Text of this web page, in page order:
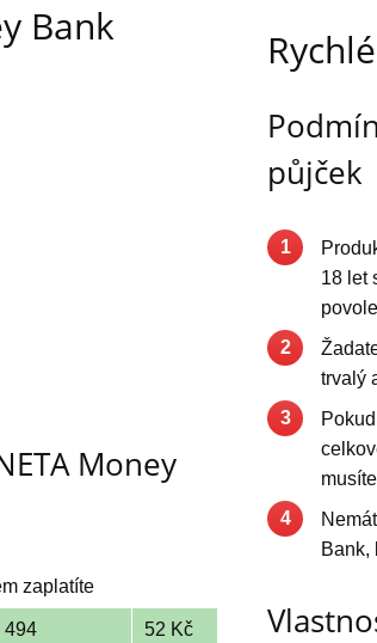
Bank
Money
zaplatíte
494 52 Kč
půjček
1
18 let
2
trvalý
3
4
Bank,